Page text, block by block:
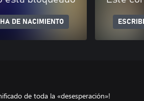
DE NACIMIENTO
de toda la «desesperación»!